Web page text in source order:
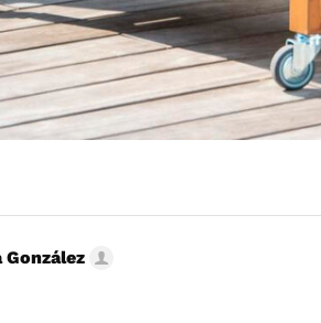
González